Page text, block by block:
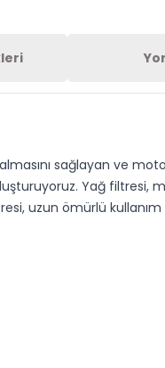
sağlayan ve
Yağ filtresi,
uzun ömürlü